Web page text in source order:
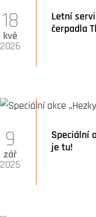
Letní
čerpadla
18
kvě
2026
Speciální
je tu!
9
zář
2025